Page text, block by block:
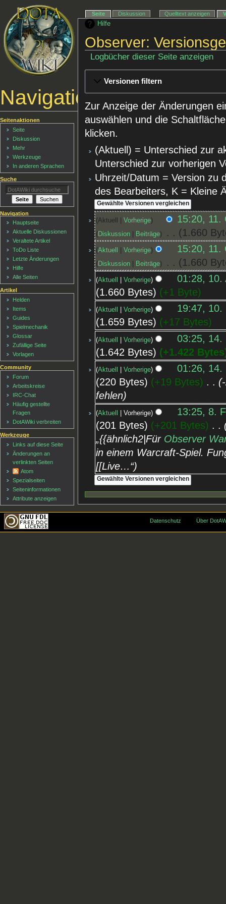
Hilfe
Observer:
Logbücher dieser Seite anzeigen
Versionen filtern
Zur Anzeige der Änderungen
auswählen und die
klicken.
(Aktuell) = Unterschied zur
Unterschied zur vorherigen
Uhrzeit/Datum = Version zu
des Bearbeiters, K = Kleine
Aktuell Vorherige 15:20, 11.
Diskussion Beiträge 1.660
Aktuell Vorherige 15:20, 11.
Diskussion Beiträge 1.660
Aktuell Vorherige
01:28, 10.
1.660 Bytes
+1 Byte
Aktuell Vorherige
19:47, 10.
1.659 Bytes
+17 Bytes
Aktuell Vorherige
03:25, 14.
1.642 Bytes
+1.422 Bytes
Aktuell Vorherige
01:26, 14.
220 Bytes
+19 Bytes
fehlen
Aktuell Vorherige
13:25, 8.
201 Bytes
+201 Bytes
„{{ähnlich2|Für Observer
in einem Warcraft-Spiel.
[[Live…“
Navigationsmenü
Seite Diskussion Quelltext anzeigen
Seitenaktionen
Seite
Diskussion
Mehr
Werkzeuge
In anderen Sprachen
Suche
Navigation
Hauptseite
Aktuelle Diskussionen
Veraltete Artikel
ToDo Liste
Letzte Änderungen
Hilfe
Alle Seiten
Artikel
Helden
Items
Guides
Spielmechanik
Glossar
Zufällige Seite
Vorlagen
Community
Forum
Arbeitskreise
IRC-Chat
Häufig gestellte
Fragen
DotAWiki verbreiten
Werkzeuge
Links auf diese Seite
Änderungen an
verlinkten Seiten
Atom
Spezialseiten
Seiten­informationen
Attribute anzeigen
Datenschutz Über